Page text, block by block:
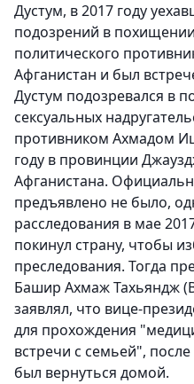
Дустум, в 2017 году
подозрений в
политического
Афганистан и был
Дустум подозревался в
сексуальных
противником Ахмадом
году в провинции
Афганистана.
предъявлено не было,
расследования в мае
покинул страну, чтобы
преследования. Тогда
Башир Ахмаж Тахьяндж
заявлял, что вице-
для прохождения
встречи с семьей",
был вернуться домой.